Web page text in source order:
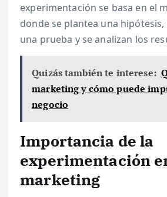
experimentación se basa en el
donde se plantea una
una prueba y se analizan los
Quizás también te interese:
marketing y cómo puede
negocio
Importancia de la
experimentación
marketing